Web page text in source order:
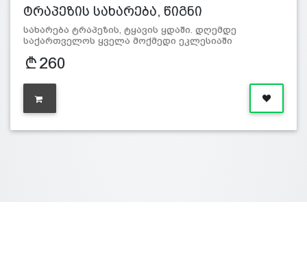
ტრაპეზის სახარება, წიგნი
სახარება ტრაპეზის, ტყავის ყდაში. დღემდე
საქართველოს ყველა მოქმედი ეკლესიაში
260